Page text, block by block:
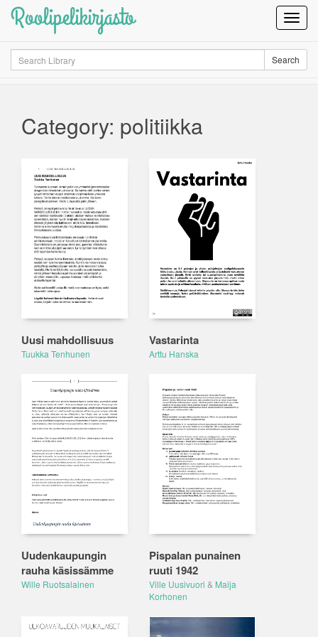
Roolipelikirjasto
Search Search
Category: politiikka
Uusi mahdollisuus
Tuukka Tenhunen
Vastarinta
Arttu Hanska
Uudenkaupungin
rauha käsissämme
Wille Ruotsalainen
Pispalan punainen
ruuti 1942
Ville Uusivuori & Maija
Korhonen